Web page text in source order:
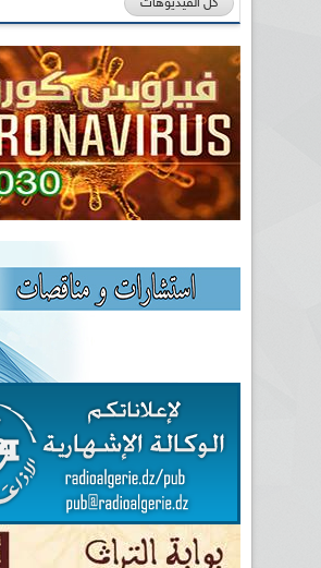
كل الفيديوهات